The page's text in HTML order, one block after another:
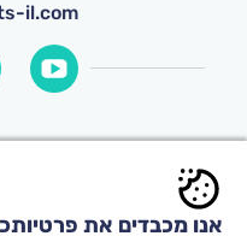
il.com
© כלאנו מכבדים את